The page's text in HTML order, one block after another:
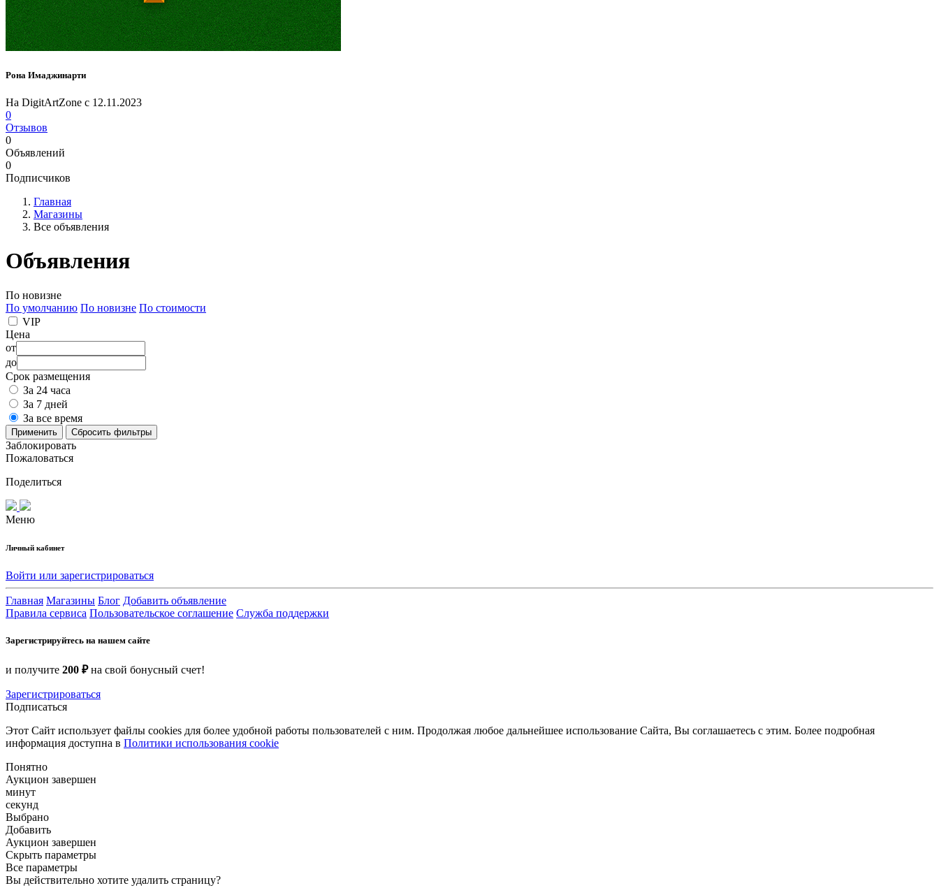
Рона Имаджинарти
На DigitArtZone с 12.11.2023
0
Отзывов
0
Объявлений
0
Подписчиков
Главная
Магазины
Все объявления
Объявления
По новизне
По умолчанию По новизне По стоимости
VIP
Цена
от
до
Срок размещения
За 24 часа
За 7 дней
За все время
Применить Сбросить фильтры
Заблокировать
Пожаловаться
Поделиться
Меню
Личный кабинет
Войти или зарегистрироваться
Главная Магазины Блог Добавить объявление
Правила сервиса Пользовательское соглашение Служба поддержки
Зарегистрируйтесь на нашем сайте
и получите 200 ₽на свой бонусный счет!
Зарегистрироваться
Подписаться
Этот Сайт использует файлы cookies для более удобной работы пользователей с ним. Продолжая любое дальнейшее использование Сайта, Вы соглашаетесь с этим. Более подробная
информация доступна в Политики использования cookie
Понятно
Аукцион завершен
минут
секунд
Выбрано
Добавить
Аукцион завершен
Скрыть параметры
Все параметры
Вы действительно хотите удалить страницу?